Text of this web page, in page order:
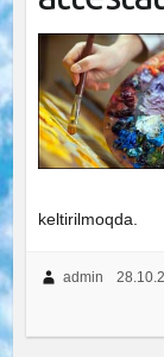
keltirilmoqda.
admin